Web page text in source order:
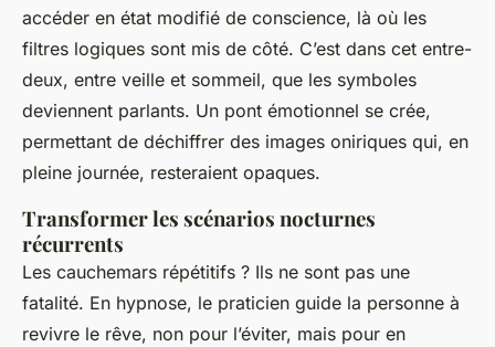
accéder en état modifié de conscience, là où les
filtres logiques sont mis de côté. C’est dans cet entre-
deux, entre veille et sommeil, que les symboles
deviennent parlants. Un pont émotionnel se crée,
permettant de déchiffrer des images oniriques qui, en
pleine journée, resteraient opaques.
Transformer les scénarios nocturnes
récurrents
Les cauchemars répétitifs ? Ils ne sont pas une
fatalité. En hypnose, le praticien guide la personne à
revivre le rêve, non pour l’éviter, mais pour en